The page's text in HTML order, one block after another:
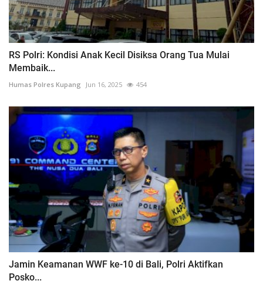
RS Polri: Kondisi Anak Kecil Disiksa Orang Tua Mulai
Membaik...
Humas Polres Kupang Jun 16, 2025 454
Jamin Keamanan WWF ke-10 di Bali, Polri Aktifkan
Posko...